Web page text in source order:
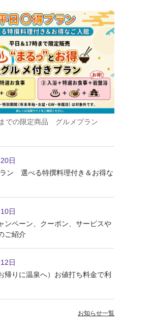
での限定商品 グルメプラン
日
ン 選べる特撰料理付き＆お得な
日
ンペーン、クーポン、サービスや
ご紹介
日
帰りに温泉へ）お値打ち料金で利
お知らせ一覧